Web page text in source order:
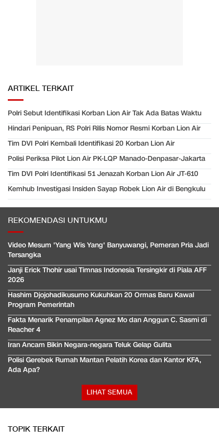
ARTIKEL TERKAIT
Polri Sebut Identifikasi Korban Lion Air Tak Ada Batas Waktu
Hindari Penipuan, RS Polri Rilis Nomor Resmi Korban Lion Air
Tim DVI Polri Kembali Identifikasi 20 Korban Lion Air
Polisi Periksa Pilot Lion Air PK-LQP Manado-Denpasar-Jakarta
Tim DVI Polri Identifikasi 51 Jenazah Korban Lion Air JT-610
Kemhub Investigasi Insiden Sayap Robek Lion Air di Bengkulu
REKOMENDASI UNTUKMU
Video Mesum 'Yang Wis Yang' Banyuwangi, Pemeran Pria Jadi
Tersangka
Janji Erick Thohir usai Timnas Indonesia Tersingkir di Piala AFF
2026
Hashim Djojohadikusumo Kukuhkan 20 Ormas Baru Kawal
Program Pemerintah
Fakta Menarik Penampilan Agnez Mo dan Anggun C. Sasmi di
Reacher 4
Iran Ancam Bikin Negara-negara Teluk Gelap Gulita
Polisi Gerebek Rumah Mantan Pelatih Korea dan Kantor KFA,
Ada Apa?
LIHAT SEMUA
TOPIK TERKAIT